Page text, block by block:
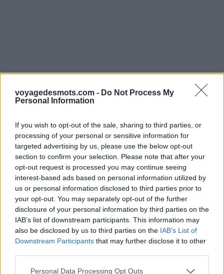
voyagedesmots.com - Do Not Process My
Personal Information
If you wish to opt-out of the sale, sharing to third parties, or
processing of your personal or sensitive information for
targeted advertising by us, please use the below opt-out
section to confirm your selection. Please note that after your
opt-out request is processed you may continue seeing
interest-based ads based on personal information utilized by
us or personal information disclosed to third parties prior to
your opt-out. You may separately opt-out of the further
disclosure of your personal information by third parties on the
IAB’s list of downstream participants. This information may
also be disclosed by us to third parties on the IAB’s List of
Downstream Participants that may further disclose it to other
Personal Data Processing Opt Outs